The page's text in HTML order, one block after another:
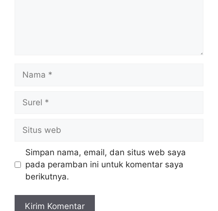
web
Simpan nama, email, dan situs web saya
pada peramban ini untuk komentar saya
berikutnya.